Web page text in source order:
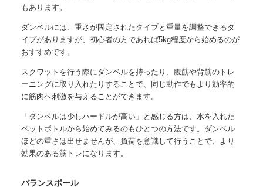
もあります。
ダンベルには、重さが固定されたタイプと重量を調整できるタ
イプがありますが、初心者の方であれば5kg程度から始めるのが
おすすめです。
スクワットを行う際にダンベルを持ったり、腹筋や背筋のトレ
ーニングに取り入れたりすることで、同じ動作でもより効率的
に筋肉へ刺激を与えることができます。
「ダンベルは少しハードルが高い」と感じる方は、水を入れた
ペットボトルから始めてみるのもひとつの方法です。ダンベル
ほどの重さは出せませんが、負荷を意識して行うことで、より
効果のある筋トレになります。
バランスボール